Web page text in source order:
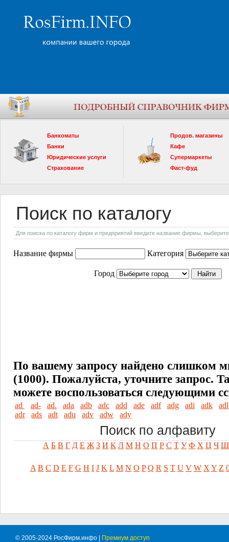
Банкоматы
Банки
Юридические услуги
Страхование
Продов. магазины
Кафе
Супермаркеты
Фаст-фуд
Поиск по каталогу
Для поиска по каталогу фирм и предприятий введите название фирмы, выберите
Название фирмы Категория
Город
По вашему запросу найдено слишком
(1000). Пожалуйста, уточните запрос.
можете воспользоваться следующими
ad ad- ad. ada adb adc add ade adf adg adi adk
adl
adr
ads adt adu adv adw ady
Поиск по алфавиту
А Б В Г Д Е Ж З И К Л М Н О П Р С Т У Ф Х Ц Ч Ш
A B C D E F G H I J K L M N O P Q R S T U V W X Y Z
© 2005-2024 РосФирм.инфо | Премиум доступ